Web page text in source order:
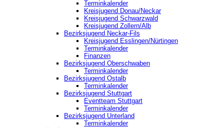
Terminkalender
Kreisjugend Donau/Neckar
Kreisjugend Schwarzwald
Kreisjugend Zollern/Alb
Bezirksjugend Neckar-Fils
Kreisjugend ‎Esslingen/Nürtingen
Terminkalender
Finanzen
Bezirksjugend Oberschwaben
Terminkalender
Bezirksjugend Ostalb
Terminkalender
Bezirksjugend Stuttgart
‎Eventteam Stuttgart
Terminkalender
Bezirksjugend Unterland
Terminkalender